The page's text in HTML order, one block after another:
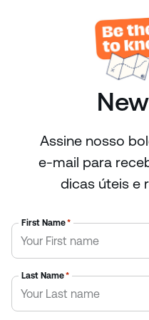
Assine nosso
e-mail para
dicas úteis e
First Name*
Last Name*